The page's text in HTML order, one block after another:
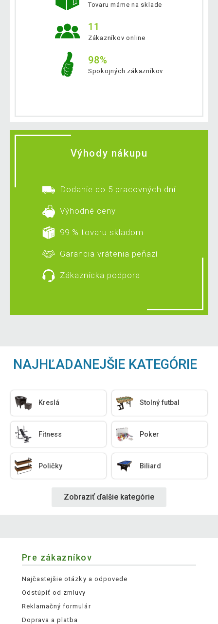
Tovaru máme na sklade
11
Zákazníkov online
98%
Spokojných zákazníkov
Výhody nákupu
Dodanie do 5 pracovných dní
Výhodné ceny
99 % tovaru skladom
Garancia vrátenia peňazí
Zákaznícka podpora
NAJHĽADANEJŠIE KATEGÓRIE
Kreslá Stolný futbal
Fitness Poker
Poličky Biliard
Zobraziť ďalšie kategórie
Pre zákazníkov
Najčastejšie otázky a odpovede
Odstúpiť od zmluvy
Reklamačný formulár
Doprava a platba